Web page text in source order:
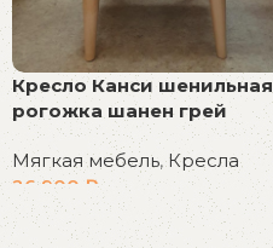
Кресло Канси шенильная
рогожка шанен грей
Мягкая мебель,Кресла
26 900 ₽
В корзину